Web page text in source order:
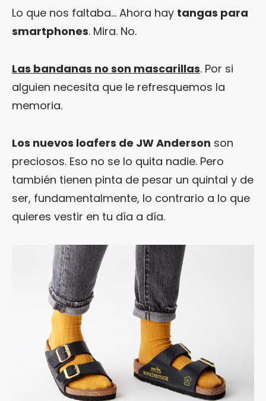
Lo que nos faltaba… Ahora hay tangas para
smartphones. Mira. No.
Las bandanas no son mascarillas. Por si
alguien necesita que le refresquemos la
memoria.
Los nuevos loafers de JW Anderson son
preciosos. Eso no se lo quita nadie. Pero
también tienen pinta de pesar un quintal y de
ser, fundamentalmente, lo contrario a lo que
quieres vestir en tu día a día.